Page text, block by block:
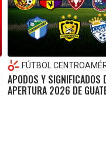
FÚTBOL
APODOS Y SIGNIFICADOS
APERTURA 2026 DE